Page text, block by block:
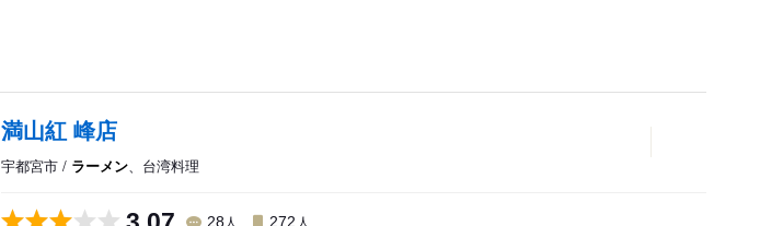
満山紅 峰店
宇都宮市 / ラーメン、台湾料理
28人 272 人